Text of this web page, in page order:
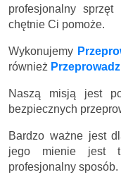
profesjonalny
chętnie Ci pomoże.
Wykonujemy
również
Naszą misją jest
bezpiecznych
Bardzo ważne jest
jego mienie jest
profesjonalny sposób.